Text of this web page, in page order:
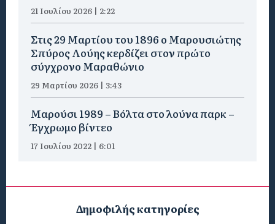
21 Ιουλίου 2026 | 2:22
Στις 29 Μαρτίου του 1896 ο Μαρουσιώτης
Σπύρος Λούης κερδίζει στον πρώτο
σύγχρονο Μαραθώνιο
29 Μαρτίου 2026 | 3:43
Μαρούσι 1989 – Βόλτα στο λούνα παρκ –
Έγχρωμο βίντεο
17 Ιουλίου 2022 | 6:01
Δημοφιλής κατηγορίες